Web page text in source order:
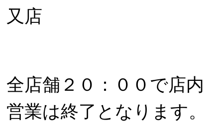
又店
全店舗２０：００で店内
営業は終了となります。